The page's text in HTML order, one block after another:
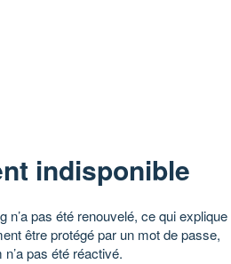
indisponible
n’a pas été renouvelé, ce qui explique
être protégé par un mot de passe,
pas été réactivé.